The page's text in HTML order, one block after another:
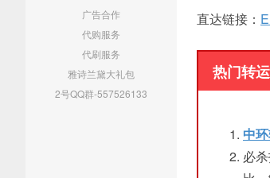
广告合作
代购服务
代刷服务
雅诗兰黛大礼包
2号QQ群-557526133
直达链接：
热门转
中
必